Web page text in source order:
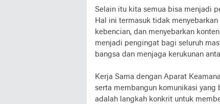
Selain itu kita semua bisa menjadi
Hal ini termasuk tidak
kebencian, dan menyebarkan
menjadi pengingat bagi seluruh
bangsa dan menjaga kerukunan
Kerja Sama dengan Aparat
serta membangun komunikasi
adalah langkah konkrit untuk